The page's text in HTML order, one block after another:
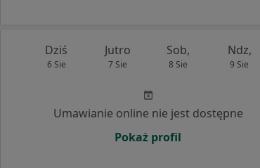
Dziś
6 Sie
Jutro
7 Sie
Sob,
8 Sie
Ndz,
9 Sie
Umawianie online nie jest dostępne
Pokaż profil